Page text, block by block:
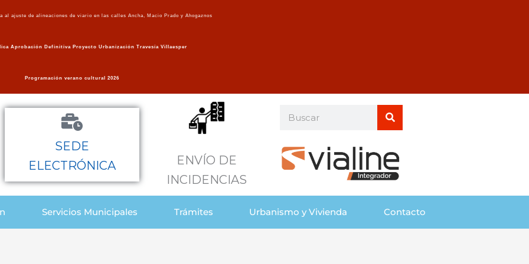
al ajuste de alineaciones de viario en las calles Ancha, Macio Prado y Ahogaznos
Aprobación Definitiva Proyecto Urbanización Travesía Villaesper
Programación verano cultural 2026
SEDE
ELECTRÓNICA
ENVÍO DE
INCIDENCIAS
Buscar Buscar
Servicios Municipales Trámites Urbanismo y Vivienda Contacto